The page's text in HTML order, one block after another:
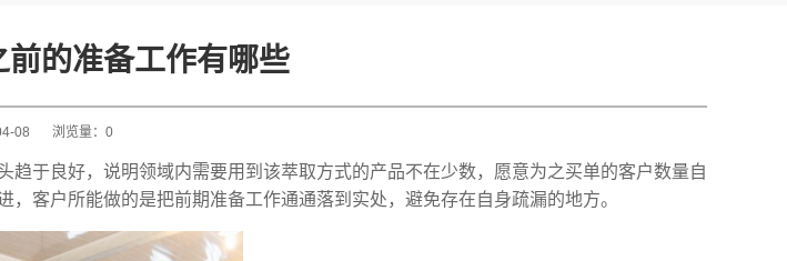
的准备工作有哪些
08 浏览量： 0
于良好，说明领域内需要用到该萃取方式的产品不在少数，愿意为之买单的客户数量自
客户所能做的是把前期准备工作通通落到实处，避免存在自身疏漏的地方。